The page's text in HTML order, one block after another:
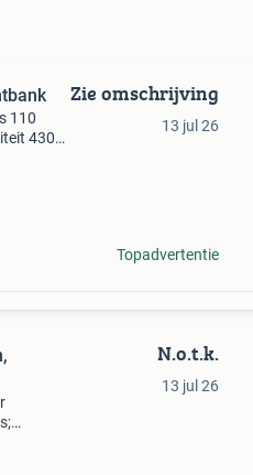
110
4300
Zie omschrijving
13 jul 26
Topadvertentie
N.o.t.k.
13 jul 26